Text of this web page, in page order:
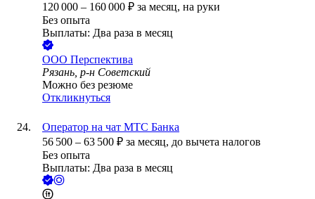
120 000 – 160 000 ₽ за месяц, на руки
Без опыта
Выплаты: Два раза в месяц
ООО Перспектива
Рязань, р-н Советский
Можно без резюме
Откликнуться
Оператор на чат МТС Банка
56 500 – 63 500 ₽ за месяц, до вычета налогов
Без опыта
Выплаты: Два раза в месяц